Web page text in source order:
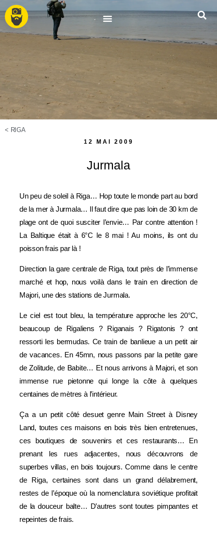
< RIGA
12 MAI 2009
Jurmala
Un peu de soleil à Riga… Hop toute le monde part au bord
de la mer à Jurmala… Il faut dire que pas loin de 30 km de
plage ont de quoi susciter l’envie… Par contre attention !
La Baltique était à 6°C le 8 mai ! Au moins, ils ont du
poisson frais par là !
Direction la gare centrale de Riga, tout près de l’immense
marché et hop, nous voilà dans le train en direction de
Majori, une des stations de Jurmala.
Le ciel est tout bleu, la température approche les 20°C,
beaucoup de Rigaliens ? Riganais ? Rigatonis ? ont
ressorti les bermudas. Ce train de banlieue a un petit air
de vacances. En 45mn, nous passons par la petite gare
de Zolitude, de Babite… Et nous arrivons à Majori, et son
immense rue pietonne qui longe la côte à quelques
centaines de mètres à l’intérieur.
Ça a un petit côté desuet genre Main Street à Disney
Land, toutes ces maisons en bois très bien entretenues,
ces boutiques de souvenirs et ces restaurants… En
prenant les rues adjacentes, nous découvrons de
superbes villas, en bois toujours. Comme dans le centre
de Riga, certaines sont dans un grand délabrement,
restes de l’époque où la nomenclatura soviétique profitait
de la douceur balte… D’autres sont toutes pimpantes et
repeintes de frais.